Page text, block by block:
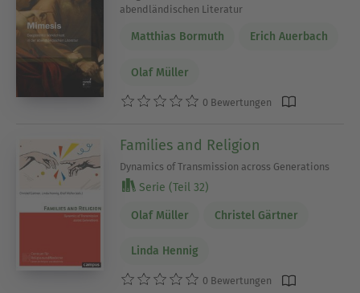
abendländischen Literatur
Matthias Bormuth Erich Auerbach
Olaf Müller
0 Bewertungen
Families and Religion
Dynamics of Transmission across Generations
Serie (Teil 32)
Olaf Müller Christel Gärtner
Linda Hennig
0 Bewertungen